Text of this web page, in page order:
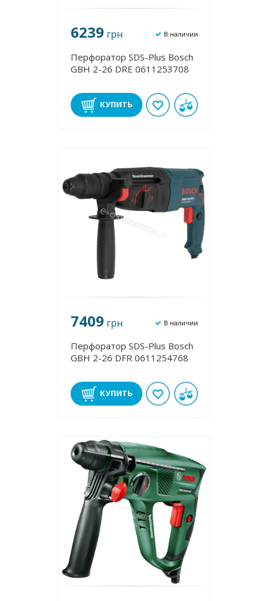
6239 грн В наличии
Перфоратор SDS-Plus Bosch
GBH 2-26 DRE 0611253708
КУПИТЬ
7409 грн В наличии
Перфоратор SDS-Plus Bosch
GBH 2-26 DFR 0611254768
КУПИТЬ